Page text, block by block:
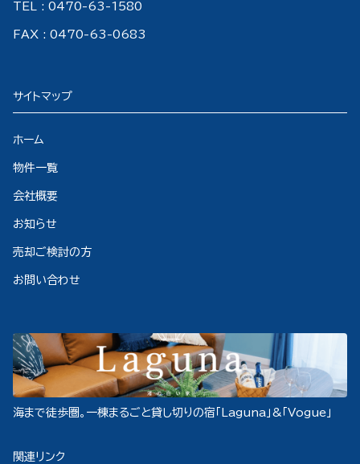
TEL : 0470-63-1580
FAX : 0470-63-0683
サイトマップ
ホーム
物件一覧
会社概要
お知らせ
売却ご検討の方
お問い合わせ
海まで徒歩圏。一棟まるごと貸し切りの宿「Laguna」&「Vogue」
関連リンク